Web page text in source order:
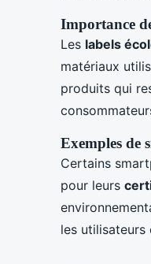
Importance
Les labels
matériaux
produits qui
Exemples de
Certains
pour leurs
les